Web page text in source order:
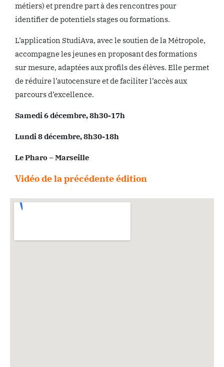
métiers) et prendre part à des rencontres pour
identifier de potentiels stages ou formations.
L’application StudiAva, avec le soutien de la Métropole,
accompagne les jeunes en proposant des formations
sur mesure, adaptées aux profils des élèves. Elle permet
de réduire l’autocensure et de faciliter l’accès aux
parcours d’excellence.
Samedi 6 décembre, 8h30-17h
Lundi 8 décembre, 8h30-18h
Le Pharo – Marseille
Vidéo de la précédente édition